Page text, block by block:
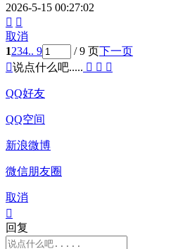
2026-5-15 00:27:02
 
取消
1234.. 9 / 9 页下一页
说点什么吧.....   
QQ好友
QQ空间
新浪微博
微信朋友圈
取消

回复